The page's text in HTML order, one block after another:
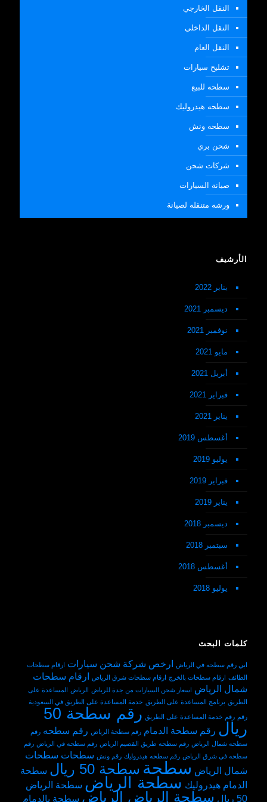
النقل الخارجي
النقل الداخلي
النقل العام
تشليح سيارات
سطحه للبيع
سطحه هيدروليك
سطحه ونش
شحن بري
شركات شحن
صيانة السيارات
ورشه متنقله لصيانة
الأرشيف
يناير 2022
ديسمبر 2021
نوفمبر 2021
مايو 2021
أبريل 2021
فبراير 2021
يناير 2021
أغسطس 2019
يوليو 2019
فبراير 2019
يناير 2019
ديسمبر 2018
سبتمبر 2018
أغسطس 2018
يوليو 2018
كلمات البحث
ابي رقم سطحه في الرياض ارخص شركة شحن سيارات
ارقام سطحات
الطائف ارقام سطحات بالخرج ارقام سطحات شرق الرياض
ارقام سطحات
شمال الرياض
اسعار شحن السيارات من جدة للرياض الرياض المساعدة على
الطريق برنامج المساعدة على الطريق خدمة المساعدة على الطريق في السعودية
رقم رقم خدمة المساعدة على الطريق
رقم سطحة 50
ريال رقم سطحة الدمام رقم سطحة الرياض رقم سطحه رقم
سطحه شمال الرياض رقم سطحه طريق القصيم الرياض رقم سطحه في الرياض رقم
سطحه في شرق الرياض رقم سطحه هيدروليك رقم ونش سطحات سطحات
شمال الرياض سطحة سطحة 50 ريال
سطحة
الدمام هيدروليك سطحة الرياض سطحة الرياض
50 ريال
سطحة الرياض الرياض سطحة بالدمام